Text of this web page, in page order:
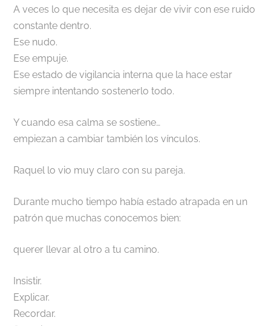
A veces lo que necesita es dejar de vivir con ese ruido
constante dentro.
Ese nudo.
Ese empuje.
Ese estado de vigilancia interna que la hace estar
siempre intentando sostenerlo todo.
Y cuando esa calma se sostiene…
empiezan a cambiar también los vínculos.
Raquel lo vio muy claro con su pareja.
Durante mucho tiempo había estado atrapada en un
patrón que muchas conocemos bien:
querer llevar al otro a tu camino.
Insistir.
Explicar.
Recordar.